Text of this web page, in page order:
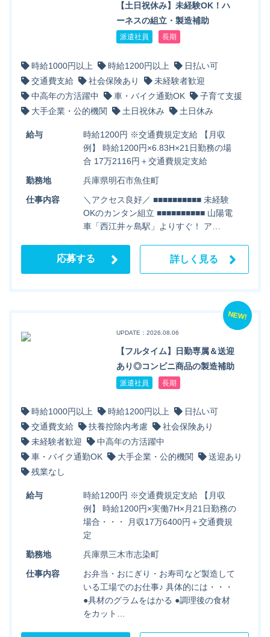
【土日祝休み】未経験OK！ハ
ーネスの組立・製造補助
派遣社員 長期
時給1000円以上 時給1200円以上
日払い可
交通費支給
社会保険あり
未経験者歓迎
中高年の方活躍中
車・バイク通勤OK
子育て支援
大手企業・公的機関
土日祝休み 土日休み
給与
時給1200円 ※交通費規定支給 【月収
例】 時給1200円×6.83H×21日勤務の場
合 17万2116円＋交通費規定支給
勤務地
兵庫県明石市魚住町
仕事内容
＼アクセス良好／ ■■■■■■■■■■ 未経験
OKのカンタン組立 ■■■■■■■■■■ 山陽電
車「西江井ヶ島駅」よりすぐ！ ア…
応募する 詳しく見る
NEW!
UPDATE：2026.08.06
【フルタイム】日勤専属＆送迎
あり◎コンビニ商品の製造補助
派遣社員 長期
時給1000円以上 時給1200円以上
日払い可
交通費支給
扶養控除内考慮
社会保険あり
未経験者歓迎
中高年の方活躍中
車・バイク通勤OK
大手企業・公的機関
送迎あり
残業なし
給与
時給1200円 ※交通費規定支給 【月収
例】 時給1200円×実働7H×月21日勤務の
場合・・・ 月収17万6400円＋交通費規
定
勤務地
兵庫県三木市志染町
仕事内容
お弁当・おにぎり・お寿司など製造して
いる工場でのお仕事♪ 具体的には・・・
●具材のグラムをはかる ●調理後の食材
をカット…